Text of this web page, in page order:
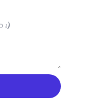
podría haber
que